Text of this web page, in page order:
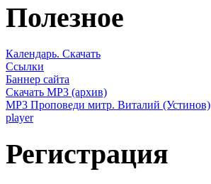
Полезное
Календарь. Скачать
Ссылки
Баннер сайта
Скачать MP3 (архив)
MP3 Проповеди митр. Виталий (Устинов)
player
Регистрация